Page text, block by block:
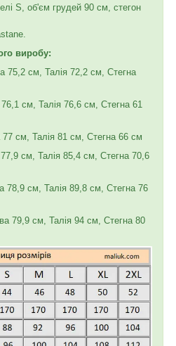
S, об'єм грудей 90 см, стегон
виробу:
75,2 см, Талія 72,2 см, Стегна
см, Талія 76,6 см, Стегна 61
см, Талія 81 см, Стегна 66 см
см, Талія 85,4 см, Стегна 70,6
78,9 см, Талія 89,8 см, Стегна 76
79,9 см, Талія 94 см, Стегна 80